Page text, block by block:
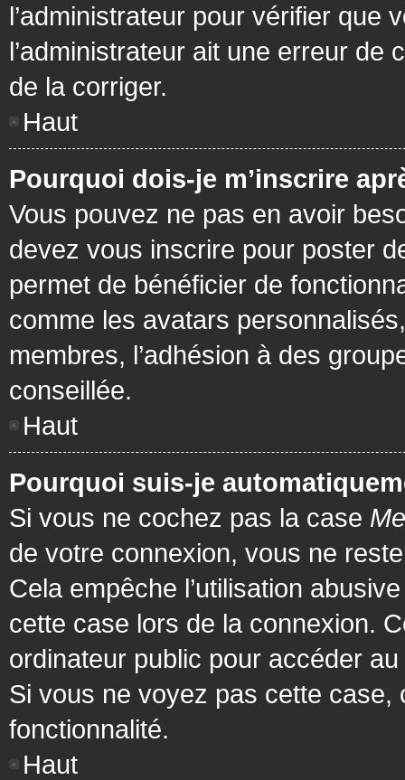
l’administrateur pour vérifier que
l’administrateur ait une erreur de
de la corriger.
Haut
Pourquoi dois-je m’inscrire
Vous pouvez ne pas en avoir
devez vous inscrire pour poster
permet de bénéficier de
comme les avatars
membres, l’adhésion à des
conseillée.
Haut
Pourquoi suis-je
Si vous ne cochez pas la case
de votre connexion, vous ne
Cela empêche l’utilisation
cette case lors de la connexion.
ordinateur public pour accéder
Si vous ne voyez pas cette case,
fonctionnalité.
Haut